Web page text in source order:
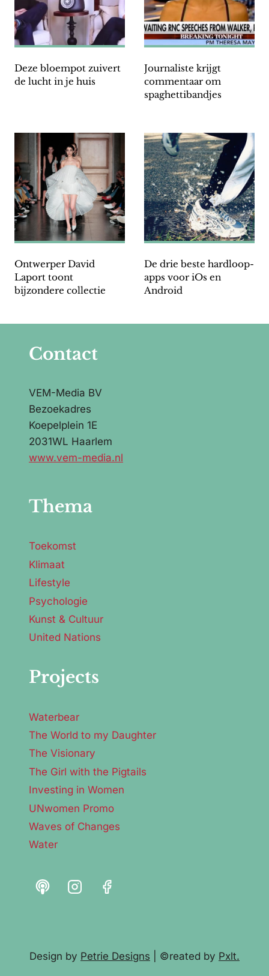
Deze bloempot zuivert
de lucht in je huis
Journaliste krijgt
commentaar om
spaghettibandjes
Ontwerper David
Laport toont
bijzondere collectie
De drie beste hardloop-
apps voor iOs en
Android
Contact
VEM-Media BV
Bezoekadres
Koepelplein 1E
2031WL Haarlem
www.vem-media.nl
Thema
Toekomst
Klimaat
Lifestyle
Psychologie
Kunst & Cultuur
United Nations
Projects
Waterbear
The World to my Daughter
The Visionary
The Girl with the Pigtails
Investing in Women
UNwomen Promo
Waves of Changes
Water
Design by Petrie Designs | ©reated by Pxlt.